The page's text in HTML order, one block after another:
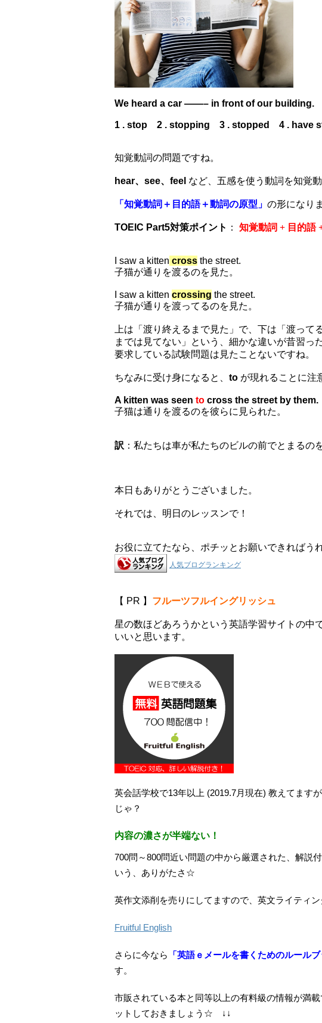
We heard a car ——– in front of our building.
1 . stop 2 . stopping 3 . stopped 4 . have
知覚動詞の問題ですね。
hear、see、feel など、五感を使う動詞を知覚動
「知覚動詞＋目的語＋動詞の原型」 の形になり
TOEIC Part5対策ポイント ： 知覚動詞 + 目的語
I saw a kitten cross the street.
子猫が通りを渡るのを見た。
I saw a kitten crossing the street.
子猫が通りを渡ってるのを見た。
上は「渡り終えるまで見た」で、下は「渡っ
までは見てない」という、細かな違いが昔習っ
要求している試験問題は見たことないですね。
ちなみに受け身になると、 to が現れることに注
A kitten was seen to cross the street by them.
子猫は通りを渡るのを彼らに見られた。
訳 ：私たちは車が私たちのビルの前でとまるの
本日もありがとうございました。
それでは、明日のレッスンで！
お役に立てたなら、ポチッとお願いできればう
人気ブログランキング
【 PR 】 フルーツフルイングリッシュ
星の数ほどあろうかという英語学習サイトの中
いいと思います。
英会話学校で13年以上 (2019.7月現在) 教えてます
じゃ？
内容の濃さが半端ない！
700問～800問近い問題の中から厳選された、解説
いう、ありがたさ☆
英作文添削を売りにしてますので、英文ライティン
Fruitful English
さらに今なら 「英語ｅメールを書くためのルールブ
す。
市販されている本と同等以上の有料級の情報が満
ットしておきましょう☆ ↓↓